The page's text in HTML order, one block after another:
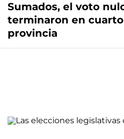
Sumados, el voto
terminaron en
provincia